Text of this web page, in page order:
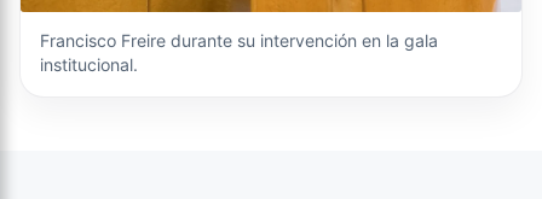
Francisco Freire durante su intervención en la gala
institucional.